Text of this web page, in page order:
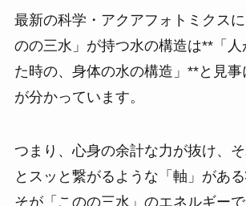
最新の科学・アクアフォトミクス
のの三水」が持つ水の構造は**「人
た時の、身体の水の構造」**と見事
が分かっています。
つまり、心身の余計な力が抜け、
とスッと繋がるような「軸」があ
そが「このの三水」のエネルギー